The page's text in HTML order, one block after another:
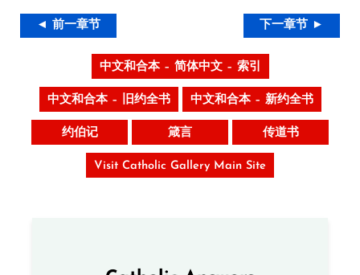
◄ 前一章节 下一章节 ►
中文和合本 – 简体中文 – 索引
中文和合本 – 旧约全书 中文和合本 – 新约全书
约伯记 箴言 传道书
Visit Catholic Gallery Main Site